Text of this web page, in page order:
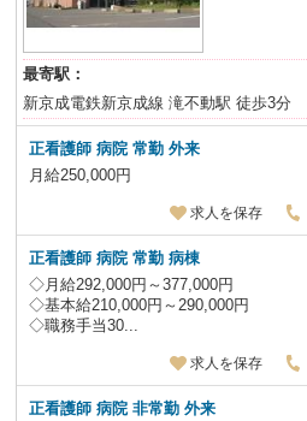
最寄駅：
新京成電鉄新京成線 滝不動駅 徒歩3分
正看護師 病院 常勤 外来
月給250,000円
求人を保存
正看護師 病院 常勤 病棟
◇月給292,000円～377,000円
◇基本給210,000円～290,000円
◇職務手当30...
求人を保存
正看護師 病院 非常勤 外来